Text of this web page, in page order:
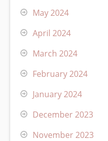
May 2024
April 2024
March 2024
February 2024
January 2024
December 2023
November 2023